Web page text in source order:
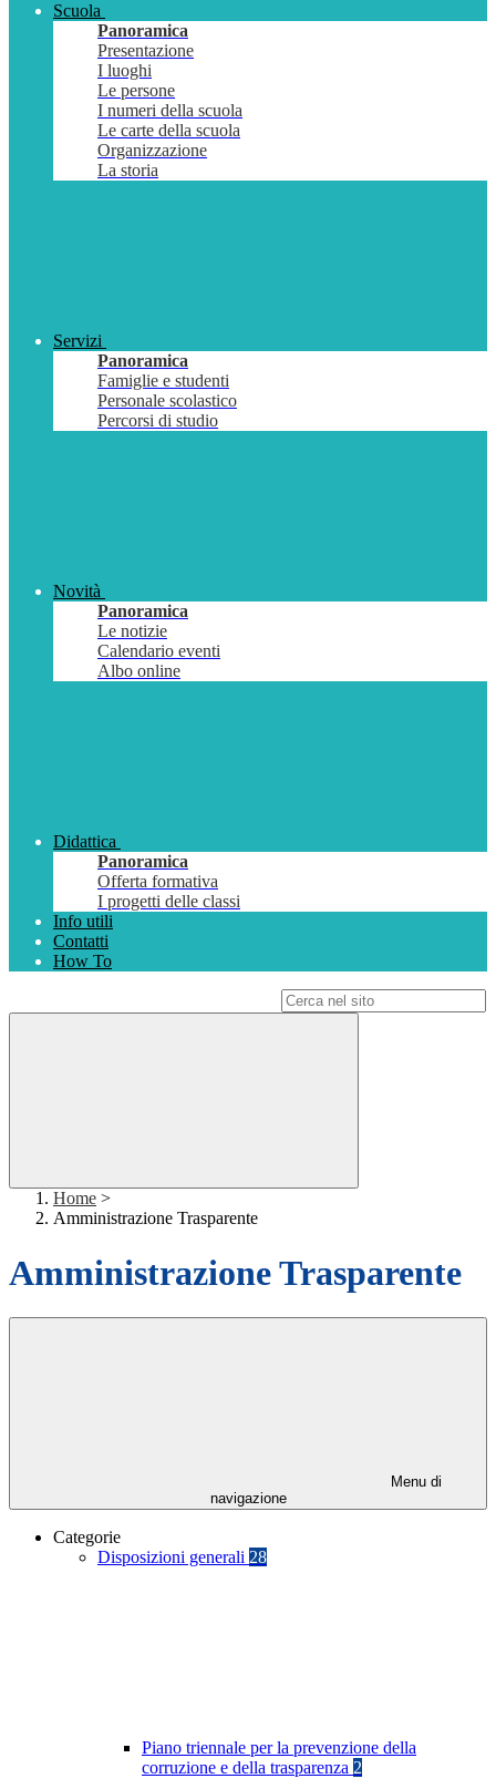
Scuola
Panoramica
Presentazione
I luoghi
Le persone
I numeri della scuola
Le carte della scuola
Organizzazione
La storia
Servizi
Panoramica
Famiglie e studenti
Personale scolastico
Percorsi di studio
Novità
Panoramica
Le notizie
Calendario eventi
Albo online
Didattica
Panoramica
Offerta formativa
I progetti delle classi
Info utili
Contatti
How To
Home >
Amministrazione Trasparente
Amministrazione Trasparente
Menu di
navigazione
Categorie
Disposizioni generali 28
Piano triennale per la prevenzione della
corruzione e della trasparenza 2